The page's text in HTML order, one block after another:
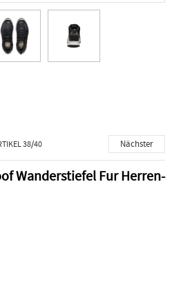
38/40 Nächster
Wanderstiefel Fur Herren-